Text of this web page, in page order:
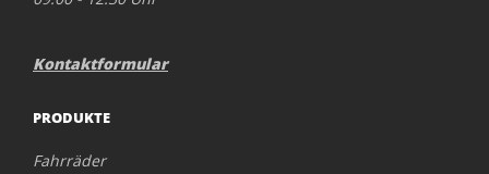
Kontaktformular
PRODUKTE
Fahrräder